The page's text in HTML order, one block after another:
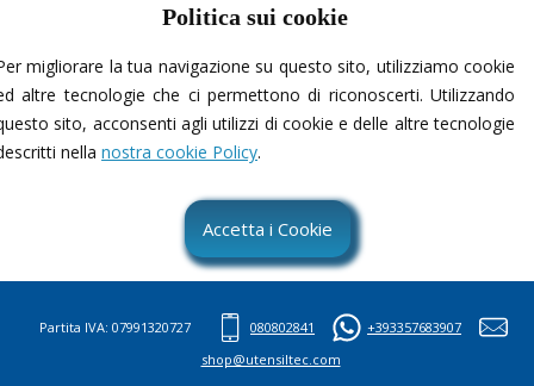
Contattami
Politica sui cookie
migliorare la tua navigazione su questo sito, utilizziamo cookie
altre tecnologie che ci permettono di riconoscerti. Utilizzando
sito, acconsenti agli utilizzi di cookie e delle altre tecnologie
nellanostra cookie Policy.
Accetta i Cookie
Partita IVA: 07991320727 080802841
+393357683907
shop@utensiltec.com